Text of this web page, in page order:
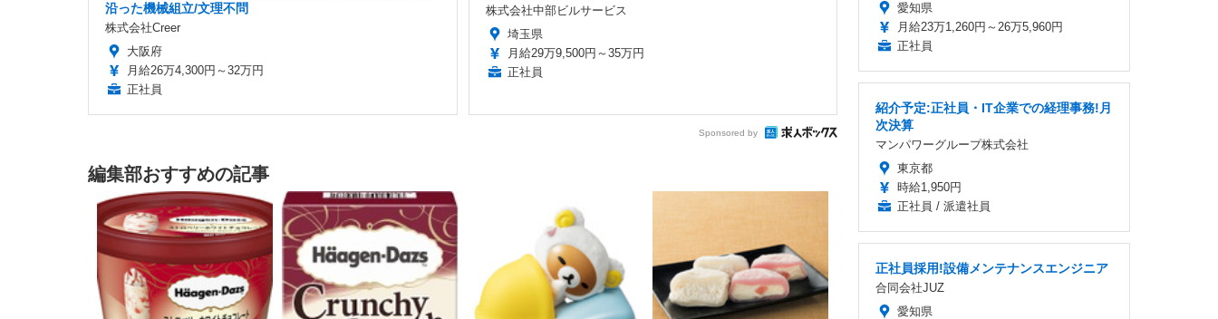
沿った機械組立/文理不問
株式会社Creer
大阪府
月給26万4,300円～32万円
正社員
株式会社中部ビルサービス
埼玉県
月給29万9,500円～35万円
正社員
Sponsored by
編集部おすすめの記事
愛知県
月給23万1,260円～26万5,960円
正社員
紹介予定:正社員・IT企業での経理事務!月
次決算
マンパワーグループ株式会社
東京都
時給1,950円
正社員 / 派遣社員
正社員採用!設備メンテナンスエンジニア
合同会社JUZ
愛知県